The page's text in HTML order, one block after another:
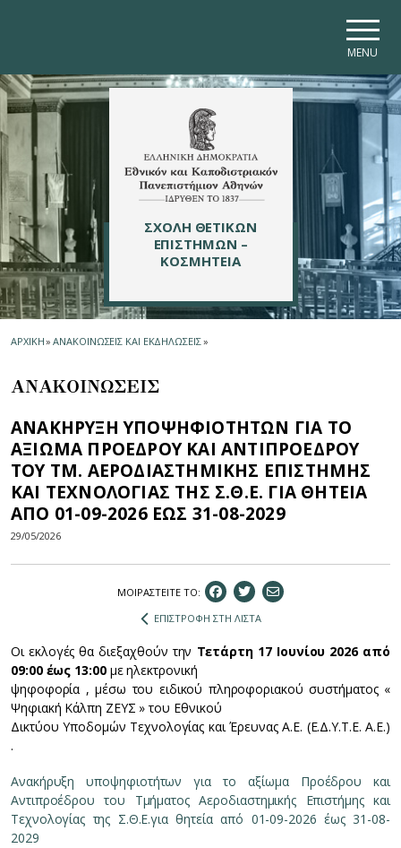
MENU
ΣΧΟΛΗ ΘΕΤΙΚΩΝ
ΕΠΙΣΤΗΜΩΝ –
ΚΟΣΜΗΤΕΙΑ
ΑΡΧΙΚΗ» ΑΝΑΚΟΙΝΩΣΕΙΣ ΚΑΙ ΕΚΔΗΛΩΣΕΙΣ»
ΑΝΑΚΟΙΝΩΣΕΙΣ
ΑΝΑΚΗΡΥΞΗ ΥΠΟΨΗΦΙΟΤΗΤΩΝ ΓΙΑ ΤΟ
ΑΞΙΩΜΑ ΠΡΟΕΔΡΟΥ ΚΑΙ ΑΝΤΙΠΡΟΕΔΡΟΥ
ΤΟΥ ΤΜ. ΑΕΡΟΔΙΑΣΤΗΜΙΚΗΣ ΕΠΙΣΤΗΜΗΣ
ΚΑΙ ΤΕΧΝΟΛΟΓΙΑΣ ΤΗΣ Σ.Θ.Ε. ΓΙΑ ΘΗΤΕΙΑ
ΑΠΟ 01-09-2026 ΕΩΣ 31-08-2029
29/05/2026
ΜΟΙΡΑΣΤEIΤΕ ΤΟ:
ΕΠΙΣΤΡΟΦΗ ΣΤΗ ΛΙΣΤΑ
Οι εκλογές θα διεξαχθούν την Τετάρτη 17 Ιουνίου 2026 από
09:00 έως 13:00με ηλεκτρονική
ψηφοφορία , μέσω του ειδικού πληροφοριακού συστήματος «
Ψηφιακή Κάλπη ΖΕΥΣ » του Εθνικού
Δικτύου Υποδομών Τεχνολογίας και Έρευνας Α.Ε. (Ε.Δ.Υ.Τ.Ε. Α.Ε.)
.
Ανακήρυξη υποψηφιοτήτων για το αξίωμα Προέδρου και
Αντιπροέδρου του Τμήματος Αεροδιαστημικής Επιστήμης και
Τεχνολογίας της Σ.Θ.Ε.για θητεία από 01-09-2026 έως 31-08-
2029